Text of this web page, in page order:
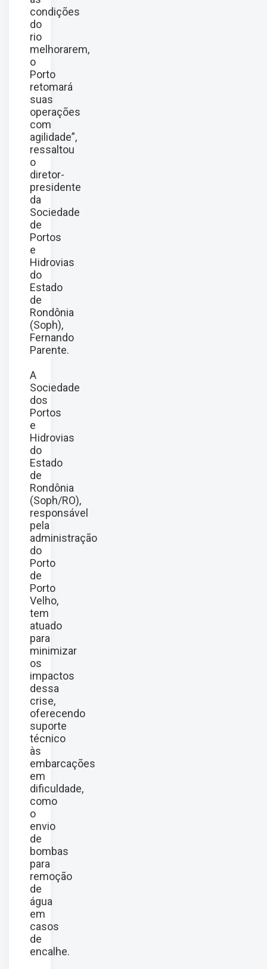
condições
do
rio
melhorarem,
o
Porto
retomará
suas
operações
com
agilidade”,
ressaltou
o
diretor-
presidente
da
Sociedade
de
Portos
e
Hidrovias
do
Estado
de
Rondônia
(Soph),
Fernando
Parente.
A
Sociedade
dos
Portos
e
Hidrovias
do
Estado
de
Rondônia
(Soph/RO),
responsável
pela
administração
do
Porto
de
Porto
Velho,
tem
atuado
para
minimizar
os
impactos
dessa
crise,
oferecendo
suporte
técnico
às
embarcações
em
dificuldade,
como
o
envio
de
bombas
para
remoção
de
água
em
casos
de
encalhe.